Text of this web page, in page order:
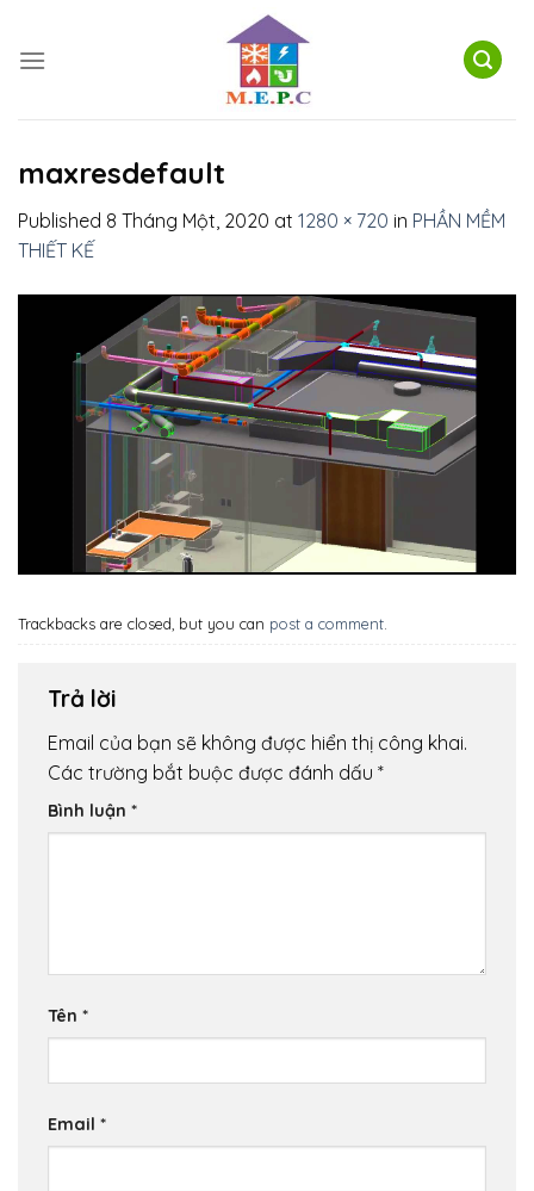
content
maxresdefault
Published 8 Tháng Một, 2020 at 1280 × 720 in PHẦN MỀM
THIẾT KẾ
Trackbacks are closed, but you can post a comment
Trả lời
Email của bạn sẽ không được hiển thị công khai.
Các trường bắt buộc được đánh dấu *
Bình luận *
Tên *
Email *